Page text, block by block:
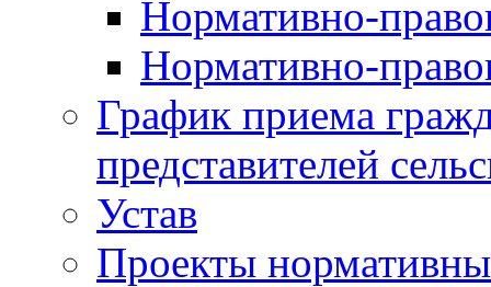
Нормативно-
Нормативно-
График приема
представителей
Устав
Проекты